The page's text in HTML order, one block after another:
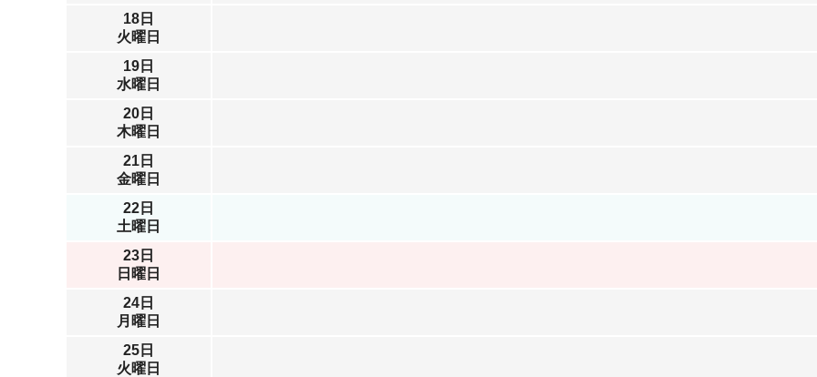
18日
火曜日
19日
水曜日
20日
木曜日
21日
金曜日
22日
土曜日
23日
日曜日
24日
月曜日
25日
火曜日